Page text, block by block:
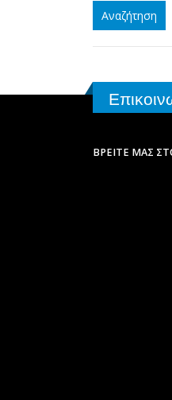
Αναζήτηση
ΒΡΕΊΤΕ ΜΑΣ